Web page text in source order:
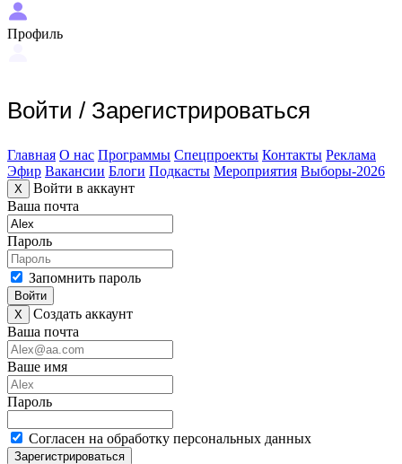
Профиль
Войти / Зарегистрироваться
Главная О нас Программы Спецпроекты Контакты Реклама
Эфир Вакансии Блоги Подкасты Мероприятия Выборы-2026
X
Войти в аккаунт
Ваша почта
Пароль
Запомнить пароль
Войти
X
Создать аккаунт
Ваша почта
Ваше имя
Пароль
Согласен на обработку персональных данных
Зарегистрироваться